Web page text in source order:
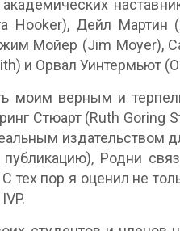
Hooker), Дейл Мартин
Мойер (Jim Moyer),
и Орвал Уинтермьют
моим верным и
Стюарт (Ruth Goring
издательством
Родни
С тех пор я оценил не